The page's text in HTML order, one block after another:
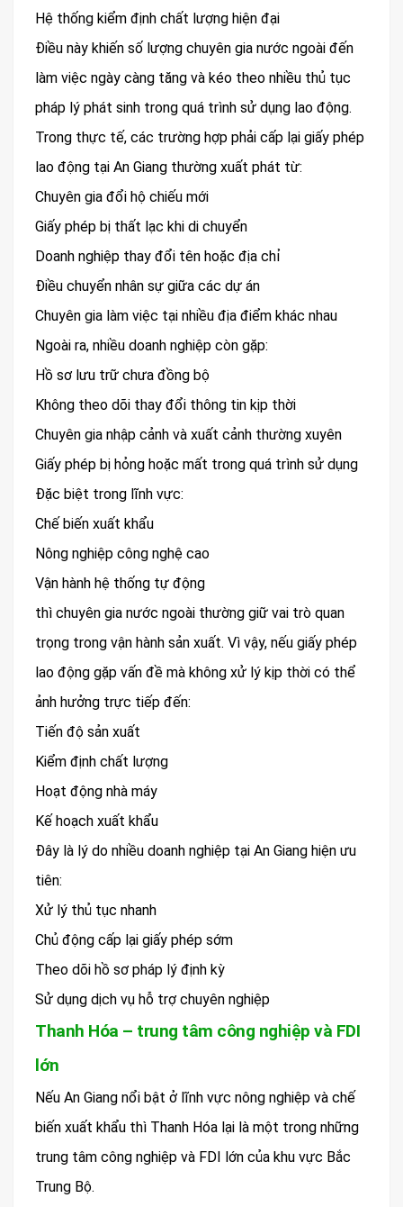
Hệ thống kiểm định chất lượng hiện đại
Điều này khiến số lượng chuyên gia nước ngoài đến
làm việc ngày càng tăng và kéo theo nhiều thủ tục
pháp lý phát sinh trong quá trình sử dụng lao động.
Trong thực tế, các trường hợp phải cấp lại giấy phép
lao động tại An Giang thường xuất phát từ:
Chuyên gia đổi hộ chiếu mới
Giấy phép bị thất lạc khi di chuyển
Doanh nghiệp thay đổi tên hoặc địa chỉ
Điều chuyển nhân sự giữa các dự án
Chuyên gia làm việc tại nhiều địa điểm khác nhau
Ngoài ra, nhiều doanh nghiệp còn gặp:
Hồ sơ lưu trữ chưa đồng bộ
Không theo dõi thay đổi thông tin kịp thời
Chuyên gia nhập cảnh và xuất cảnh thường xuyên
Giấy phép bị hỏng hoặc mất trong quá trình sử dụng
Đặc biệt trong lĩnh vực:
Chế biến xuất khẩu
Nông nghiệp công nghệ cao
Vận hành hệ thống tự động
thì chuyên gia nước ngoài thường giữ vai trò quan
trọng trong vận hành sản xuất. Vì vậy, nếu giấy phép
lao động gặp vấn đề mà không xử lý kịp thời có thể
ảnh hưởng trực tiếp đến:
Tiến độ sản xuất
Kiểm định chất lượng
Hoạt động nhà máy
Kế hoạch xuất khẩu
Đây là lý do nhiều doanh nghiệp tại An Giang hiện ưu
tiên:
Xử lý thủ tục nhanh
Chủ động cấp lại giấy phép sớm
Theo dõi hồ sơ pháp lý định kỳ
Sử dụng dịch vụ hỗ trợ chuyên nghiệp
Thanh Hóa – trung tâm công nghiệp và FDI
lớn
Nếu An Giang nổi bật ở lĩnh vực nông nghiệp và chế
biến xuất khẩu thì Thanh Hóa lại là một trong những
trung tâm công nghiệp và FDI lớn của khu vực Bắc
Trung Bộ.